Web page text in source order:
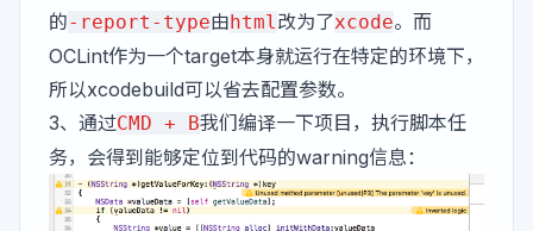
的-report-type由html 改为了xcode。而
OCLint作为一个target本身就运行在特定的环境下，
所以xcodebuild可以省去配置参数。
3、通过CMD + B我们编译一下项目，执行脚本任
务，会得到能够定位到代码的warning信息：